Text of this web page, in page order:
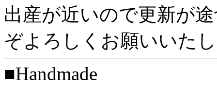
出産が近いので更新が
ぞよろしくお願いいた
■Handmade